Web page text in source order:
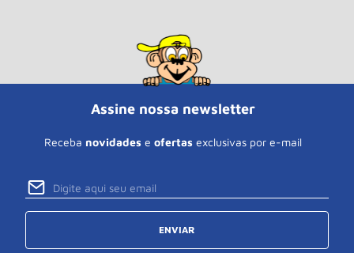
Assine nossa newsletter
Receba novidades e ofertas exclusivas por e-mail
ENVIAR